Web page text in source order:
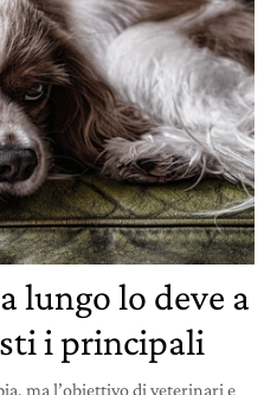
lungo lo deve a
i principali
ma l’obiettivo di veterinari e